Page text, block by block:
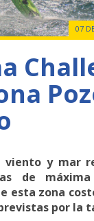
07
viento y mar
de
esta zona
por la